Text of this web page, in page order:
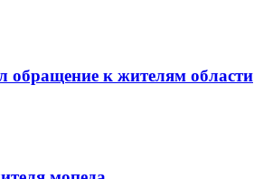
обращение к жителям области